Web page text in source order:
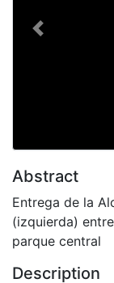
Previous
Abstract
Entrega de la
(izquierda)
parque central
Description